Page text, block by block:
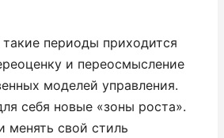
такие периоды приходится
и переосмысление
моделей управления.
себя новые «зоны роста».
менять свой стиль